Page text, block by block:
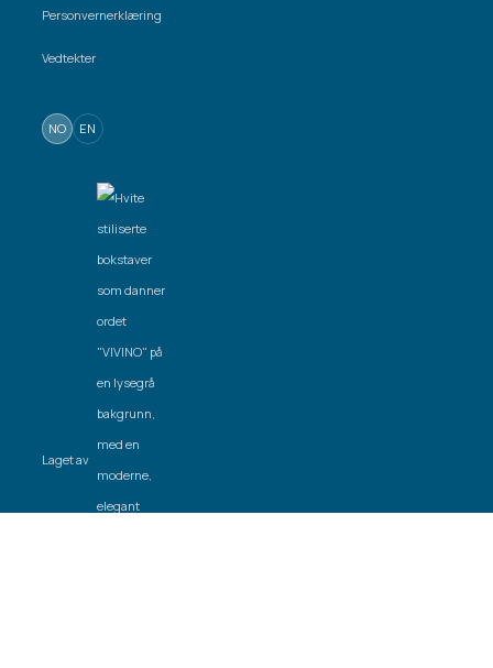
Personvernerklæring
Vedtekter
NO EN
Laget av